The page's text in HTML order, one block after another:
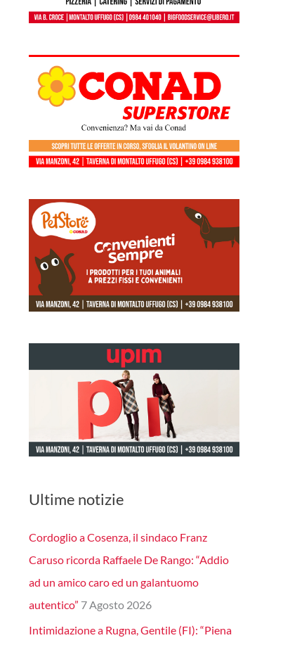
Ultime notizie
Cordoglio a Cosenza, il sindaco Franz
Caruso ricorda Raffaele De Rango: “Addio
ad un amico caro ed un galantuomo
autentico” 7 Agosto 2026
Intimidazione a Rugna, Gentile (FI): “Piena